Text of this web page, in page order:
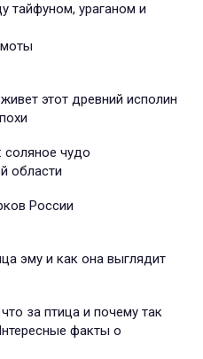
тайфуном, ураганом и
этот древний исполин
соляное чудо
области
России
эму и как она выглядит
за птица и почему так
факты о